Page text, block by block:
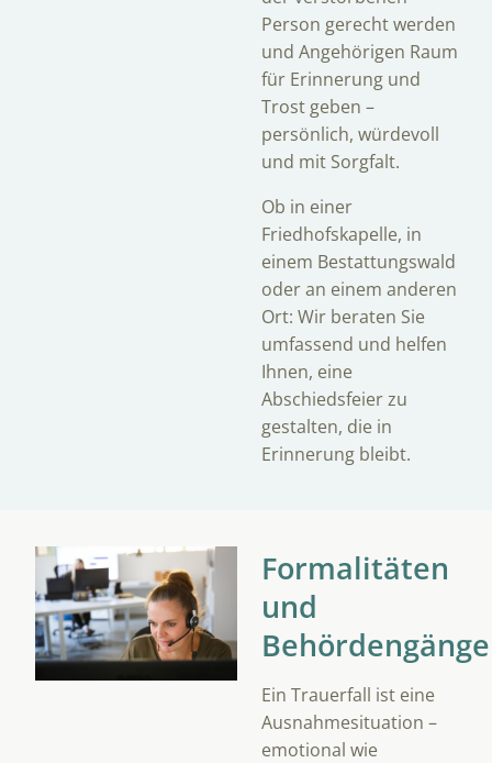
Person gerecht werden
und Angehörigen Raum
für Erinnerung und
Trost geben –
persönlich, würdevoll
und mit Sorgfalt.
Ob in einer
Friedhofskapelle, in
einem Bestattungswald
oder an einem anderen
Ort: Wir beraten Sie
umfassend und helfen
Ihnen, eine
Abschiedsfeier zu
gestalten, die in
Erinnerung bleibt.
Formalitäten
und
Behördengänge
Ein Trauerfall ist eine
Ausnahmesituation –
emotional wie